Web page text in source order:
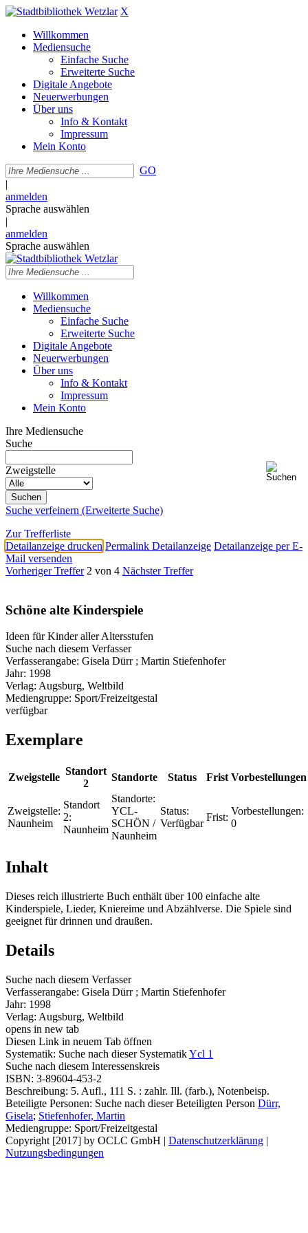
X
Willkommen
Mediensuche
Einfache Suche
Erweiterte Suche
Digitale Angebote
Neuerwerbungen
Über uns
Info & Kontakt
Impressum
Mein Konto
GO
|
anmelden
Sprache auswählen
|
anmelden
Sprache auswählen
Willkommen
Mediensuche
Einfache Suche
Erweiterte Suche
Digitale Angebote
Neuerwerbungen
Über uns
Info & Kontakt
Impressum
Mein Konto
Ihre Mediensuche
Suche
Zweigstelle
Suche verfeinern (Erweiterte Suche)
Zur Trefferliste
Detailanzeige drucken Permalink Detailanzeige Detailanzeige per E-
Mail versenden
Vorheriger Treffer 2 von 4 Nächster Treffer
Schöne alte Kinderspiele
Ideen für Kinder aller Altersstufen
Suche nach diesem Verfasser
Verfasserangabe: Gisela Dürr ; Martin Stiefenhofer
Jahr: 1998
Verlag: Augsburg, Weltbild
Mediengruppe: Sport/Freizeitgestal
verfügbar
Exemplare
Zweigstelle
Standort
2
Standorte Status Frist Vorbestellungen
Zweigstelle:
Naunheim
Standort
2:
Naunheim
Standorte:
YCL-
SCHÖN /
Naunheim
Status:
Verfügbar
Frist:
Vorbestellungen:
0
Inhalt
Dieses reich illustrierte Buch enthält über 100 einfache alte
Kinderspiele, Lieder, Kniereime und Abzählverse. Die Spiele sind
geeignet für drinnen und draußen.
Details
Suche nach diesem Verfasser
Verfasserangabe: Gisela Dürr ; Martin Stiefenhofer
Jahr: 1998
Verlag: Augsburg, Weltbild
opens in new tab
Diesen Link in neuem Tab öffnen
Systematik: Suche nach dieser SystematikYcl 1
Suche nach diesem Interessenskreis
ISBN: 3-89604-453-2
Beschreibung: 5. Aufl., 111 S. : zahlr. Ill. (farb.), Notenbeisp.
Beteiligte Personen: Suche nach dieser Beteiligten Person Dürr,
Gisela; Stiefenhofer, Martin
Mediengruppe: Sport/Freizeitgestal
Copyright [2017] by OCLC GmbH | Datenschutzerklärung |
Nutzungsbedingungen